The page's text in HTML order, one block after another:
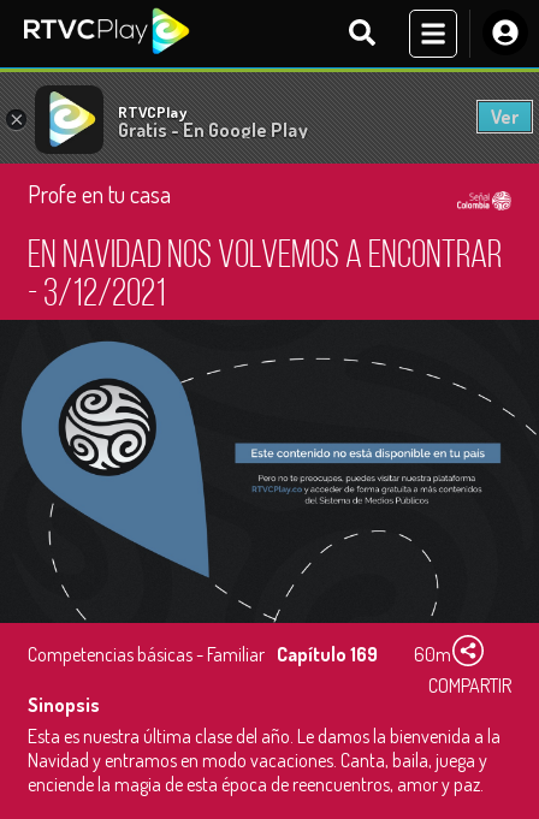
× RTVCPlay
Gratis - En Google Play
Ver
Profe en tu casa
En Navidad nos volvemos a encontrar
- 3/12/2021
Competencias básicas - Familiar Capítulo 169
60m
COMPARTIR
Sinopsis
Esta es nuestra última clase del año. Le damos la bienvenida a la
Navidad y entramos en modo vacaciones. Canta, baila, juega y
enciende la magia de esta época de reencuentros, amor y paz.